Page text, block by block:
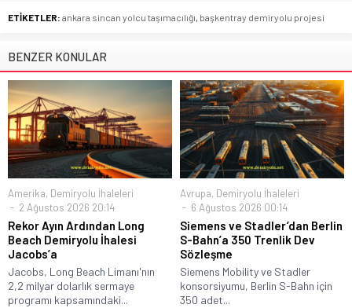
ETİKETLER: ankara sincan yolcu taşımacılığı başkentray demiryolu projesi
BENZER KONULAR
Amerika, Demiryolu İhaleleri
2 Ağustos 2026 20:14
Rekor Ayın Ardından Long
Beach Demiryolu İhalesi
Jacobs’a
Jacobs, Long Beach Limanı'nın
2,2 milyar dolarlık sermaye
programı kapsamındaki...
Avrupa, Demiryolu İhaleleri
6 Ağustos 2026 00:14
Siemens ve Stadler’dan Berlin
S-Bahn’a 350 Trenlik Dev
Sözleşme
Siemens Mobility ve Stadler
konsorsiyumu, Berlin S-Bahn için
350 adet...